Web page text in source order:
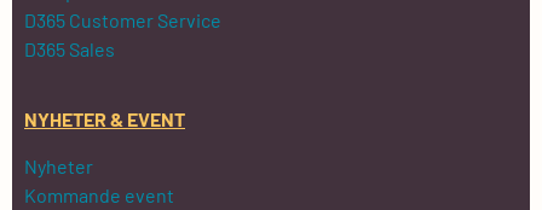
D365 Customer Service
D365 Sales
NYHETER & EVENT
Nyheter
Kommande event